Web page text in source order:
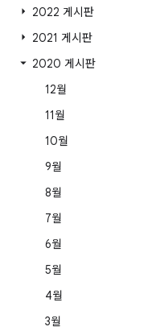
2022 게시판
2021 게시판
2020 게시판
12월
11월
10월
9월
8월
7월
6월
5월
4월
3월